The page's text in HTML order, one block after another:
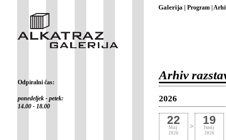
Galerija | Program |
Odpiralni čas:
ponedeljek - petek:
14.00 - 18.00
Arhiv
2026
22
Maj
2026
> 19
Junij
2026